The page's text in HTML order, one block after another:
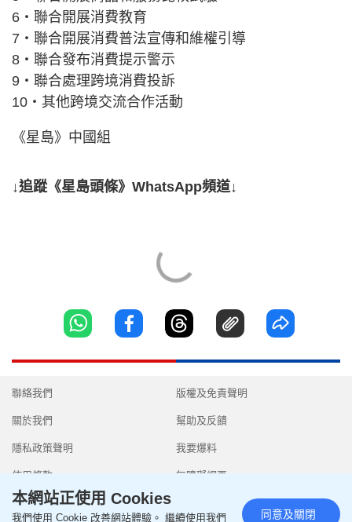
6‧聯合開展消費教育
7‧聯合開展消費普法宣傳和維權引導
8‧聯合發布消費提示警示
9‧聯合處理跨境消費投訴
10‧其他跨境交流合作活動
《星島》中國組
↓追蹤《星島頭條》WhatsApp頻道↓
聯絡我們
關於我們
隱私政策聲明
使用條款
版權及免責聲明
幫助及反饋
我要爆料
無障礙網頁
本網站正使用 Cookies
我們使用 Cookie 改善網站體驗。 繼續使用我們 同意及關閉